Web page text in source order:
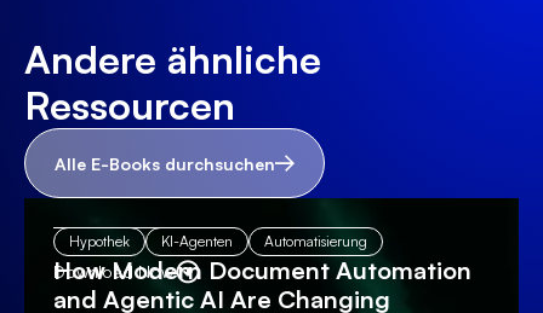
Andere ähnliche
Ressourcen
Alle E-Books durchsuchen
Hypothek KI-Agenten Automatisierung
How Modern Document Automation
and Agentic AI Are Changing
Download Now